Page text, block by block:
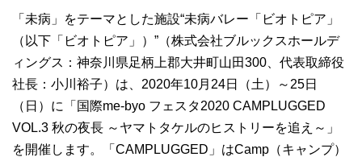
「未病」をテーマとした施設“未病バレー「ビオトピア」
（以下「ビオトピア」）”（株式会社ブルックスホールデ
ィングス：神奈川県足柄上郡大井町山田300、代表取締役
社長：小川裕子）は、2020年10月24日（土）～25日
（日）に「国際me-byo フェスタ2020 CAMPLUGGED
VOL.3 秋の夜長 ～ヤマトタケルのヒストリーを追え～」
を開催します。「CAMPLUGGED」はCamp（キャンプ）